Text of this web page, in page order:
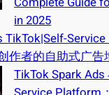
in 2025
TikTok|Self-
作者的自助式广告
TikTok Spark Ads